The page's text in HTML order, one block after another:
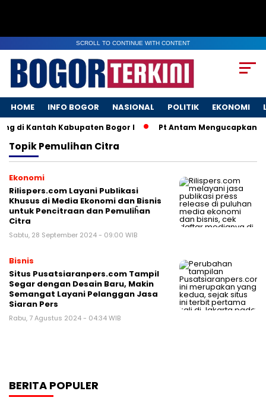
SCROLL TO CONTINUE WITH CONTENT
HOME INFO BOGOR NASIONAL POLITIK EKONOMI
di Kantah Kabupaten Bogor I Pt Antam Mengucapkan
TopikPemulihan Citra
Ekonomi
Rilispers.com Layani Publikasi
Khusus di Media Ekonomi dan Bisnis
untuk Pencitraan dan Pemuliĥan
Citra
Sabtu, 28 September 2024 - 09:00 WIB
Bisnis
Situs Pusatsiaranpers.com Tampil
Segar dengan Desain Baru, Makin
Semangat Layani Pelanggan Jasa
Siaran Pers
Rabu, 7 Agustus 2024 - 04:34 WIB
BERITA POPULER